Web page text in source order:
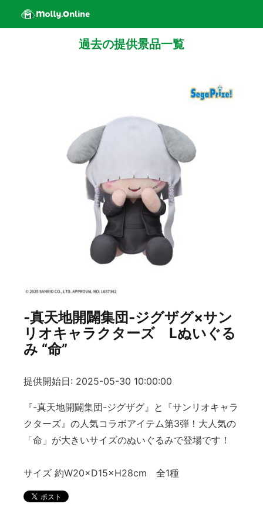
過去の提供景品一覧
‐真天地開闢集団‐ジグザグ×サン
リオキャラクターズ Lぬいぐる
み “命”
提供開始日: 2025-05-30 10:00:00
『-真天地開闢集団-ジグザグ』と『サンリオキャラ
クターズ』の人気コラボアイテム第3弾！大人気の
「命」が大きいサイズのぬいぐるみで登場です！
サイズ 約W20×D15×H28cm 全1種